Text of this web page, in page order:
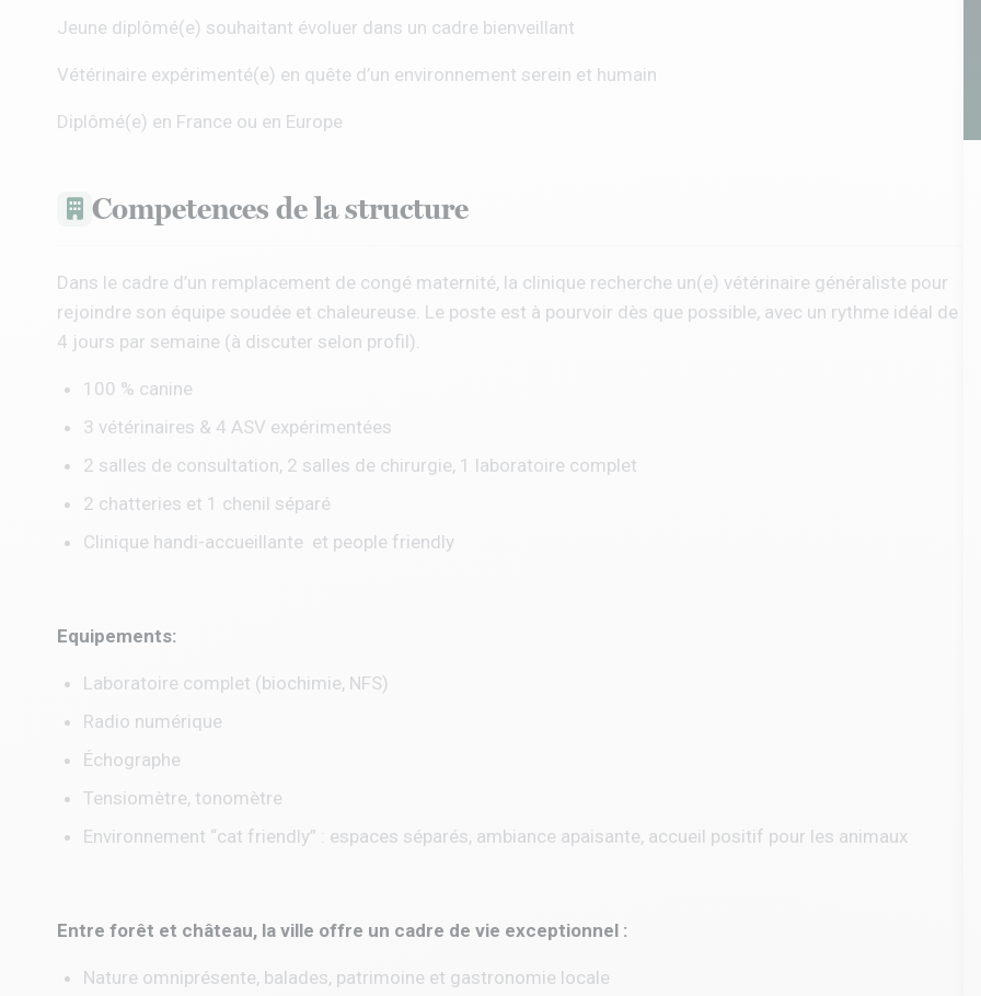
Jeune diplômé(e) souhaitant évoluer dans un cadre bienveillant
Vétérinaire expérimenté(e) en quête d’un environnement serein et humain
Diplômé(e) en France ou en Europe
Competences de la structure
Dans le cadre d’un remplacement de congé maternité, la clinique recherche un(e) vétérinaire généraliste pour
rejoindre son équipe soudée et chaleureuse. Le poste est à pourvoir dès que possible, avec un rythme idéal de
4 jours par semaine (à discuter selon profil).
100 % canine
3 vétérinaires & 4 ASV expérimentées
2 salles de consultation, 2 salles de chirurgie, 1 laboratoire complet
2 chatteries et 1 chenil séparé
Clinique handi-accueillante et people friendly
Equipements:
Laboratoire complet (biochimie, NFS)
Radio numérique
Échographe
Tensiomètre, tonomètre
Environnement “cat friendly” : espaces séparés, ambiance apaisante, accueil positif pour les animaux
Entre forêt et château, la ville offre un cadre de vie exceptionnel :
Nature omniprésente, balades, patrimoine et gastronomie locale